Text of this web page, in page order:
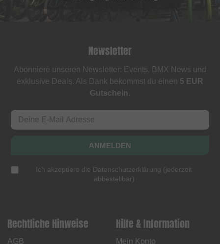
Newsletter
Abonniere unseren Newsletter: Events, BMX News und
exklusive Deals. Als Dank bekommst du einen 5 EUR
Gutschein.
ANMELDEN
Ich akzeptiere die Datenschutzerklärung (jederzeit
abbestellbar)
Rechtliche Hinweise
AGB
Hilfe & Information
Mein Konto